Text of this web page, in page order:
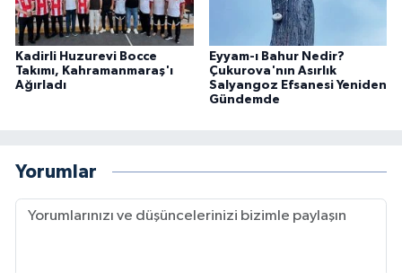
Kadirli Huzurevi Bocce
Takımı, Kahramanmaraş'ı
Ağırladı
Eyyam-ı Bahur Nedir?
Çukurova'nın Asırlık
Salyangoz Efsanesi Yeniden
Gündemde
Yorumlar